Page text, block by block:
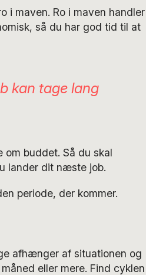
i maven. Ro i maven handler
så du har god tid til at
kan tage lang
buddet. Så du skal
lander dit næste job.
periode, der kommer.
afhænger af situationen og
eller mere. Find cyklen